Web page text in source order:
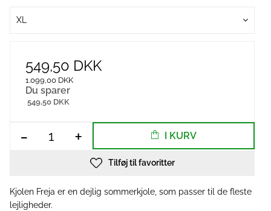
XL
549,50 DKK
1.099,00 DKK
Du sparer
549,50 DKK
- + I KURV
Tilføj til favoritter
Kjolen Freja er en dejlig sommerkjole, som passer til de fleste
lejligheder.